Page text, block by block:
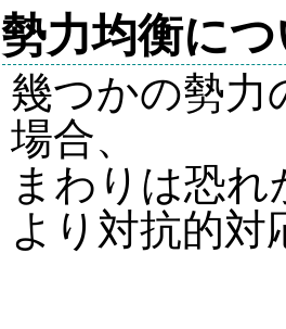
勢力均衡に
幾つかの勢力
場合、
まわりは恐
より対抗的